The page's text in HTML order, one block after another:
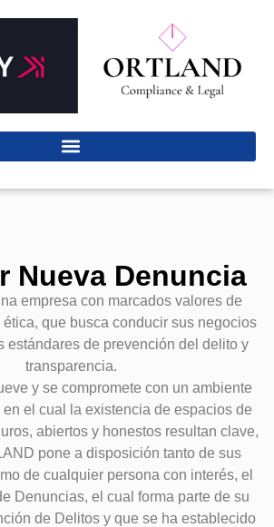
Nueva Denuncia
empresa con marcados valores de
que busca conducir sus negocios
estándares de prevención del delito y
transparencia.
y se compromete con un ambiente
el cual la existencia de espacios de
abiertos y honestos resultan clave,
pone a disposición tanto de sus
de cualquier persona con interés, el
Denuncias, el cual forma parte de su
de Delitos y que se ha establecido